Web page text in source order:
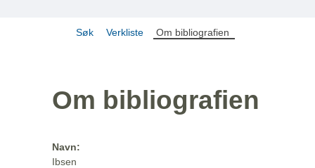
Søk Verkliste Om bibliografien
Om bibliografien
Navn:
Ibsen